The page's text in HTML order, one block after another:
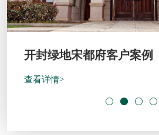
开封绿地宋都府客户案例
查看详情>